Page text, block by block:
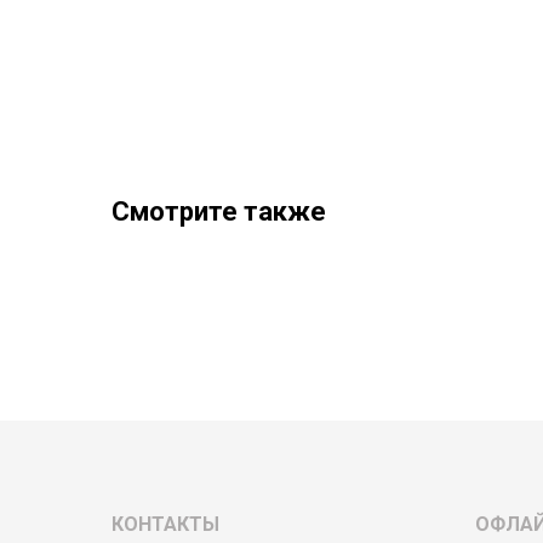
Смотрите также
КОНТАКТЫ